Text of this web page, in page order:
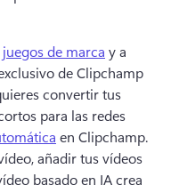
de marca y a
de Clipchamp
convertir tus
para las redes
añadir tus vídeos
basado en IA crea